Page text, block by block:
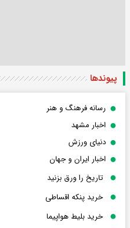
پیوندها
رسانه فرهنگ و هنر
اخبار مشهد
دنیای ورزش
اخبار ایران و جهان
تاریخ را ورق بزنید
خرید پنکه اقساطی
خرید بلیط هواپیما